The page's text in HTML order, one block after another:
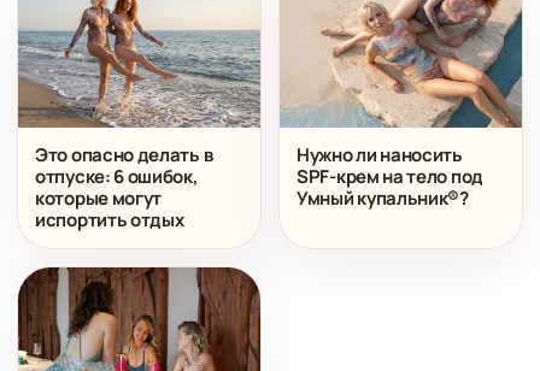
Это опасно делать в
отпуске: 6 ошибок,
которые могут
испортить отдых
Нужно ли наносить
SPF-крем на тело под
Умный купальник®?